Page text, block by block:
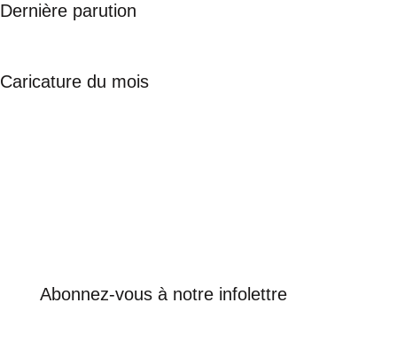
Dernière parution
Caricature du mois
Abonnez-vous à notre infolettre